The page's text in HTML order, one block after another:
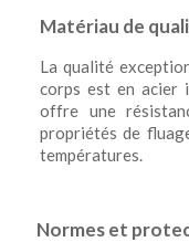
Matériau de
La qualité
corps est en acier
offre une
propriétés de
températures.
Normes et